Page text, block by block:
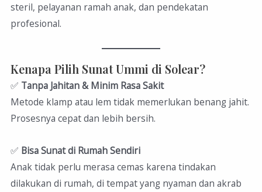
steril, pelayanan ramah anak, dan pendekatan
profesional.
Kenapa Pilih Sunat Ummi di Solear?
✅ Tanpa Jahitan & Minim Rasa Sakit
Metode klamp atau lem tidak memerlukan benang jahit.
Prosesnya cepat dan lebih bersih.
✅ Bisa Sunat di Rumah Sendiri
Anak tidak perlu merasa cemas karena tindakan
dilakukan di rumah, di tempat yang nyaman dan akrab